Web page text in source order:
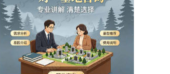
都会面临生老病死的自然规律。当亲人离
去，我们该如何安放他们的灵魂，让他们在
另